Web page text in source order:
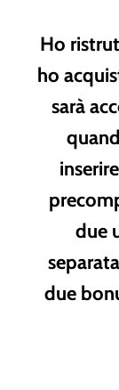
Ho
ho
sarà
due
due